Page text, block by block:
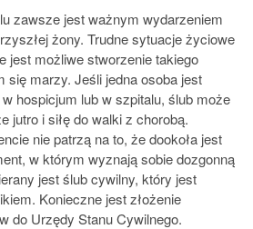
zawsze jest ważnym wydarzeniem
żony. Trudne sytuacje życiowe
jest możliwe stworzenie takiego
się marzy. Jeśli jedna osoba jest
hospicjum lub w szpitalu, ślub może
jutro i siłę do walki z chorobą.
nie patrzą na to, że dookoła jest
w którym wyznają sobie dozgonną
jest ślub cywilny, który jest
Konieczne jest złożenie
do Urzędy Stanu Cywilnego.